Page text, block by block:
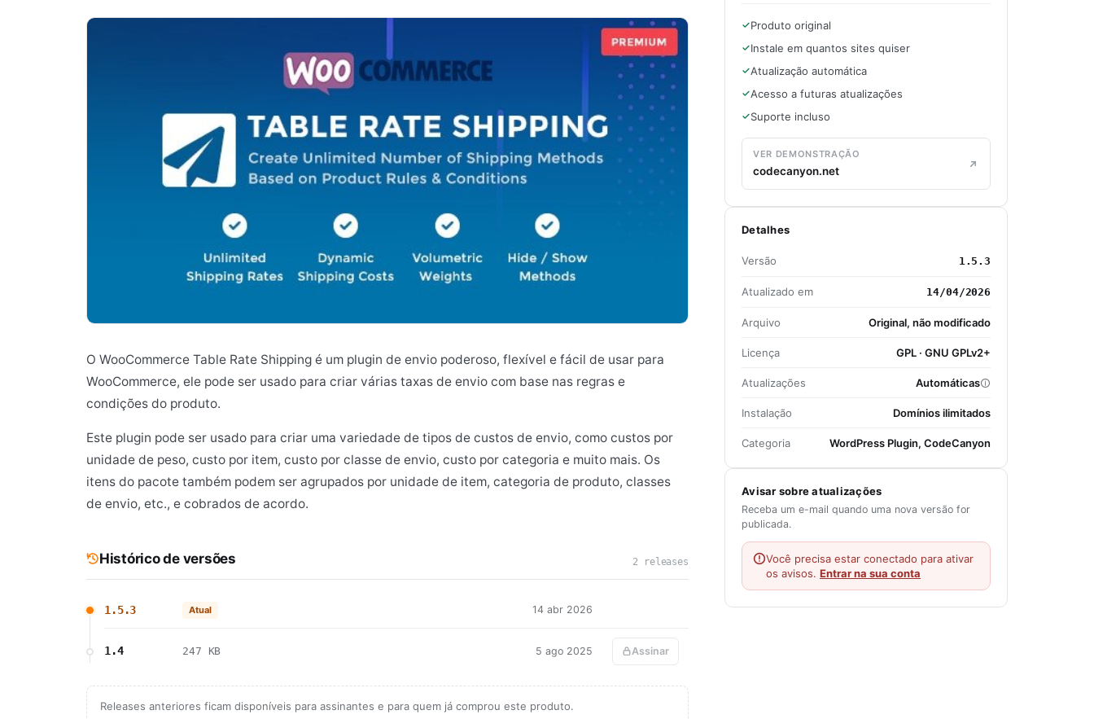
O WooCommerce Table Rate Shipping é um plugin de envio poderoso, flexível e fácil de usar para
WooCommerce, ele pode ser usado para criar várias taxas de envio com base nas regras e
condições do produto.
Este plugin pode ser usado para criar uma variedade de tipos de custos de envio, como custos por
unidade de peso, custo por item, custo por classe de envio, custo por categoria e muito mais. Os
itens do pacote também podem ser agrupados por unidade de item, categoria de produto, classes
de envio, etc., e cobrados de acordo.
Histórico de versões 2 releases
1.5.3 Atual 14 abr 2026
1.4 247 KB 5 ago 2025 Assinar
Releases anteriores ficam disponíveis para assinantes e para quem já comprou este produto.
Produto original
Instale em quantos sites quiser
Atualização automática
Acesso a futuras atualizações
Suporte incluso
VER DEMONSTRAÇÃO
codecanyon.net
Detalhes
Versão 1.5.3
Atualizado em 14/04/2026
Arquivo Original, não modificado
Licença GPL · GNU GPLv2+
Atualizações Automáticas
Instalação Domínios ilimitados
Categoria WordPress Plugin, CodeCanyon
Avisar sobre atualizações
Receba um e-mail quando uma nova versão for
publicada.
Você precisa estar conectado para ativar
os avisos. Entrar na sua conta